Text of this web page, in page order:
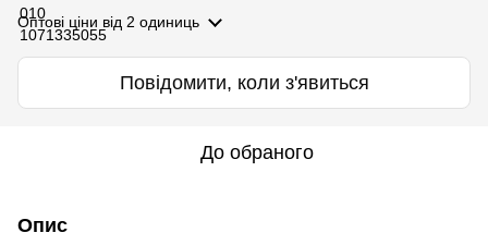
Оптові ціни від 2 одиниць
Повідомити, коли з'явиться
До обраного
Опис